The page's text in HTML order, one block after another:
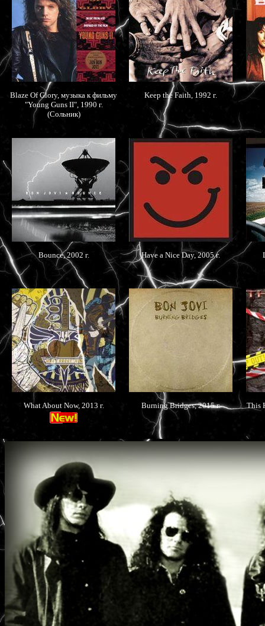
Blaze Of Glory, музыка к фильму
"Young Guns II", 1990 г.
(Сольник)
Keep the Faith, 1992 г.
Bounce, 2002 г. Have a Nice Day, 2005 г.
What About Now, 2013 г. Burning Bridges, 2015 г. This